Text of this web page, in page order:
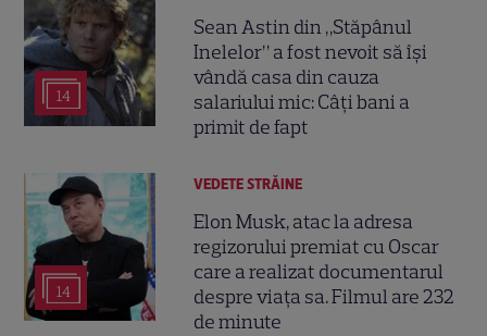
14
Sean Astin din „Stăpânul
Inelelor” a fost nevoit să își
vândă casa din cauza
salariului mic: Câți bani a
primit de fapt
14
VEDETE STRĂINE
Elon Musk, atac la adresa
regizorului premiat cu Oscar
care a realizat documentarul
despre viața sa. Filmul are 232
de minute